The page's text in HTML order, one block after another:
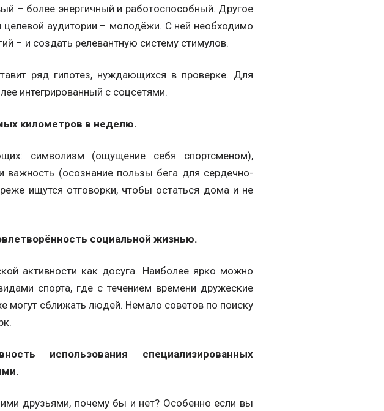
– более энергичный и работоспособный. Другое
аудитории – молодёжи. С ней необходимо
– и создать релевантную систему стимулов.
ряд гипотез, нуждающихся в проверке. Для
интегрированный с соцсетями.
километров в неделю.
символизм (ощущение себя спортсменом),
важность (осознание пользы бега для сердечно-
ищутся отговорки, чтобы остаться дома и не
социальной жизнью.
активности как досуга. Наиболее ярко можно
спорта, где с течением времени дружеские
могут сближать людей. Немало советов по поиску
использования специализированных
друзьями, почему бы и нет? Особенно если вы